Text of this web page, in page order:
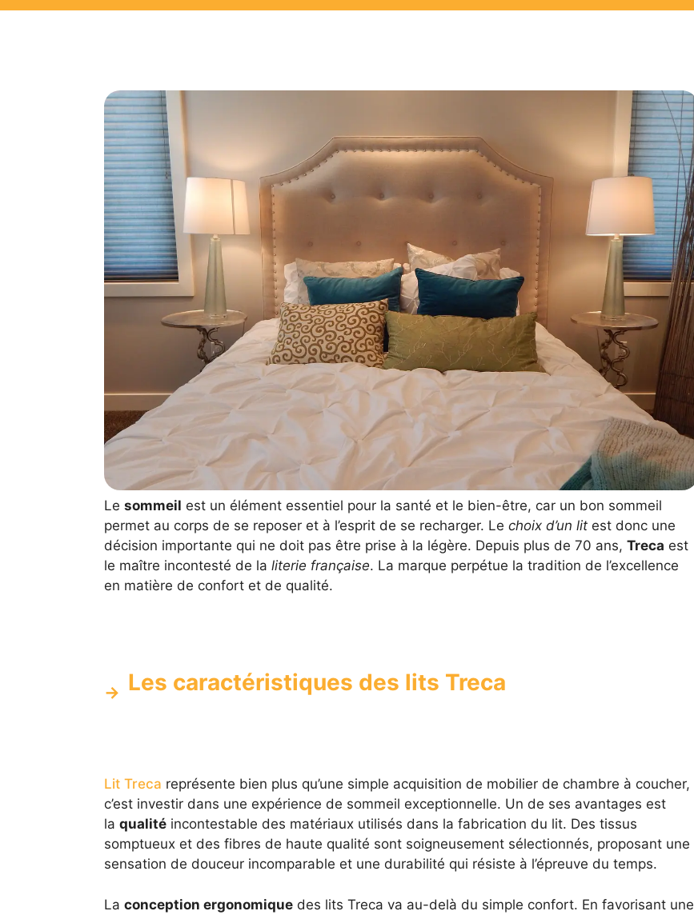
Le sommeil est un élément essentiel pour la santé et le bien-être, car un bon sommeil
permet au corps de se reposer et à l’esprit de se recharger. Le choix d’un litest donc une
décision importante qui ne doit pas être prise à la légère. Depuis plus de 70 ans, Treca est
le maître incontesté de la literie française. La marque perpétue la tradition de l’excellence
en matière de confort et de qualité.
Les caractéristiques des lits Treca
Lit Treca représente bien plus qu’une simple acquisition de mobilier de chambre à coucher,
c’est investir dans une expérience de sommeil exceptionnelle. Un de ses avantages est
la qualitéincontestable des matériaux utilisés dans la fabrication du lit. Des tissus
somptueux et des fibres de haute qualité sont soigneusement sélectionnés, proposant une
sensation de douceur incomparable et une durabilité qui résiste à l’épreuve du temps.
La conception ergonomiquedes lits Treca va au-delà du simple confort. En favorisant une